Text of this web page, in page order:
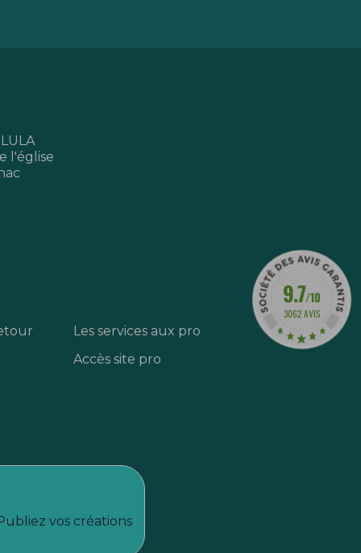
l'église
Les services aux pro
Accès site pro
vos créations
9.7/10
3062 AVIS